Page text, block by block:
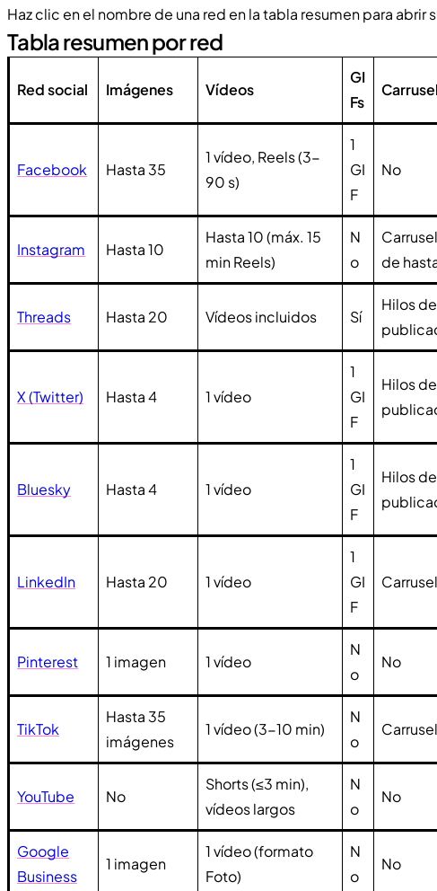
Haz clic en el nombre de una red en la tabla resumen para
Tabla resumen por red
Red social Imágenes Vídeos
GI
Fs
Facebook Hasta 35
1 vídeo, Reels (3-
90 s)
1
GI
F
No
Instagram Hasta 10
Hasta 10 (máx. 15
min Reels)
N
o
de
Threads Hasta 20 Vídeos incluidos Sí
Hilos
X (Twitter) Hasta 4 1 vídeo
1
GI
F
Hilos
Bluesky Hasta 4 1 vídeo
1
GI
F
Hilos
LinkedIn Hasta 20 1 vídeo
1
GI
F
Pinterest 1 imagen 1 vídeo
N
o
No
TikTok
Hasta 35
imágenes
1 vídeo (3-10 min)
N
o
YouTube No
Shorts (≤3 min),
vídeos largos
N
o
No
Google
Business
1 imagen
1 vídeo (formato
Foto)
N
o
No